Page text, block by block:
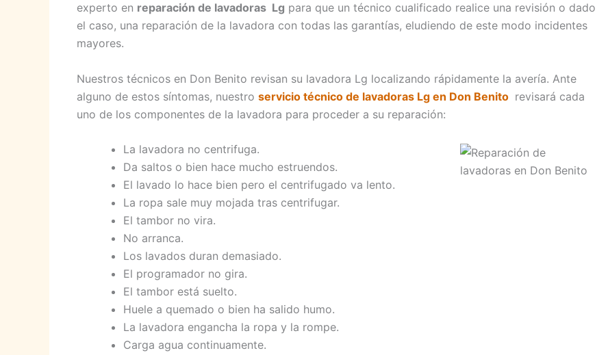
experto en reparación de lavadoras Lg para que un técnico cualificado realice una revisión o dado
el caso, una reparación de la lavadora con todas las garantías, eludiendo de este modo incidentes
mayores.
Nuestros técnicos en Don Benito revisan su lavadora Lg localizando rápidamente la avería. Ante
alguno de estos síntomas, nuestro servicio técnico de lavadoras Lg en Don Benito revisará cada
uno de los componentes de la lavadora para proceder a su reparación:
La lavadora no centrifuga.
Da saltos o bien hace mucho estruendos.
El lavado lo hace bien pero el centrifugado va lento.
La ropa sale muy mojada tras centrifugar.
El tambor no vira.
No arranca.
Los lavados duran demasiado.
El programador no gira.
El tambor está suelto.
Huele a quemado o bien ha salido humo.
La lavadora engancha la ropa y la rompe.
Carga agua continuamente.